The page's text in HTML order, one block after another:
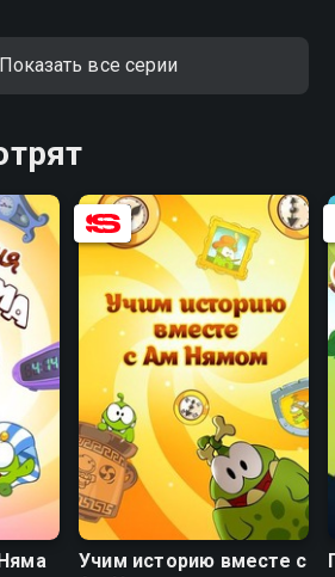
Показать все серии
8.4
Учим историю вместе с